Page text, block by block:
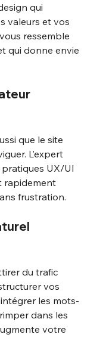
qui
valeurs et vos
ressemble
qui donne envie
que le site
L’expert
UX/UI
rapidement
frustration.
du trafic
vos
les mots-
dans les
votre